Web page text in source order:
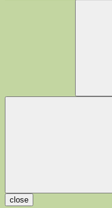
close